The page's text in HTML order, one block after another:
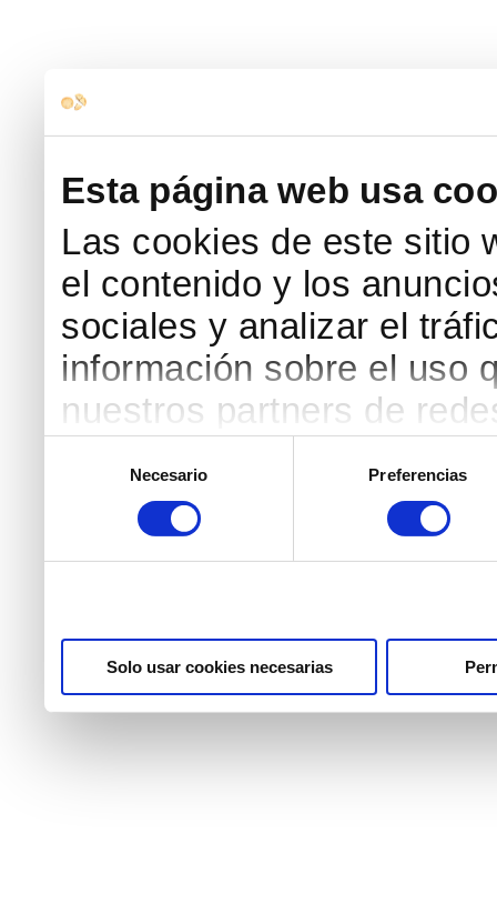
Esta página web usa
Las cookies de este sitio
el contenido y los
sociales y analizar el
información sobre el uso
nuestros partners de
que les haya
partir del uso que haya
consentimiento
Necesario Preferencias
Solo usar cookies necesarias